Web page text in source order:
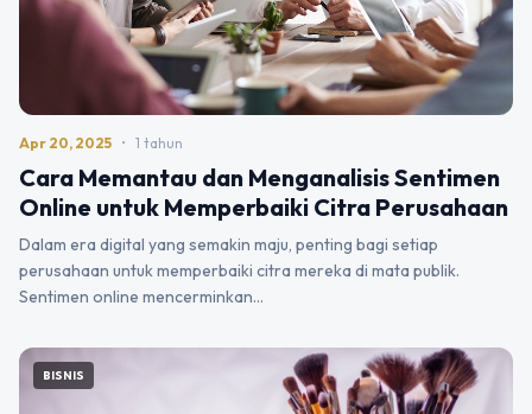
Apr 20, 2025 • 1 tahun
Cara Memantau dan Menganalisis Sentimen
Online untuk Memperbaiki Citra Perusahaan
Dalam era digital yang semakin maju, penting bagi setiap
perusahaan untuk memperbaiki citra mereka di mata publik.
Sentimen online mencerminkan…
BISNIS